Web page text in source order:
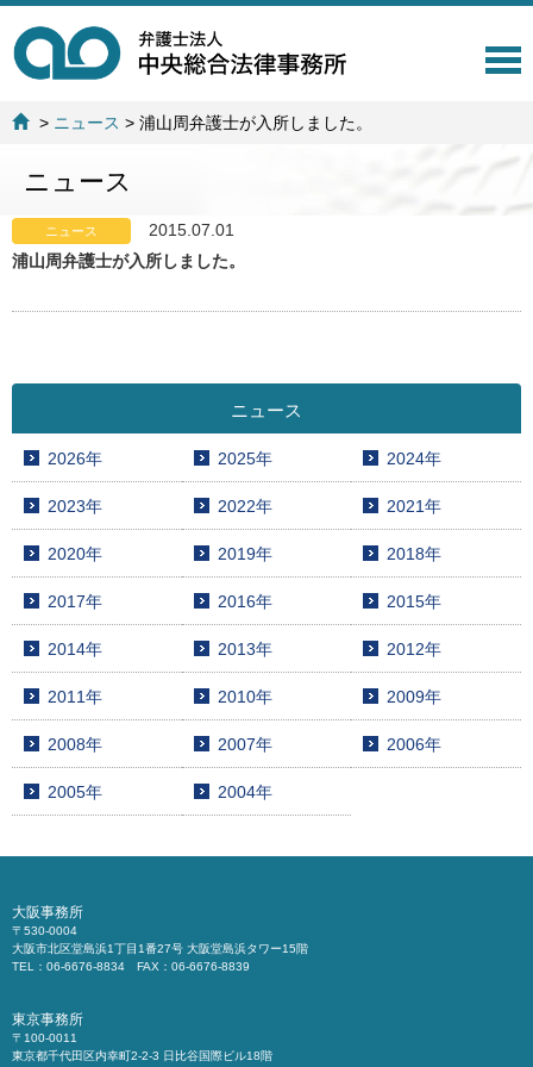
T
> ニュース >浦山周弁護士が入所しました。
ニュース
ニュース
2015.07.01
浦山周弁護士が入所しました。
ニュース
2026年 2025年 2024年
2023年 2022年 2021年
2020年 2019年 2018年
2017年 2016年 2015年
2014年 2013年 2012年
2011年 2010年 2009年
2008年 2007年 2006年
2005年 2004年
大阪事務所
〒530-0004
大阪市北区堂島浜1丁目1番27号 大阪堂島浜タワー15階
TEL：06-6676-8834 FAX：06-6676-8839
東京事務所
〒100-0011
東京都千代田区内幸町2-2-3 日比谷国際ビル18階